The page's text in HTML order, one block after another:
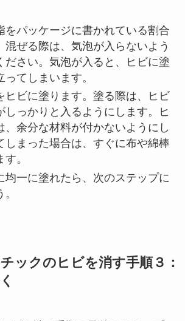
をパッケージに書かれている割合
混ぜる際は、気泡が入らないよう
ださい。気泡が入ると、ヒビに塗
ってしまいます。
ヒビに塗ります。塗る際は、ヒビ
しっかりと入るようにします。ヒ
、余分な材料が付かないようにし
しまった場合は、すぐに布や綿棒
。
均一に塗れたら、次のステップに
ックのヒビを消す手順３：